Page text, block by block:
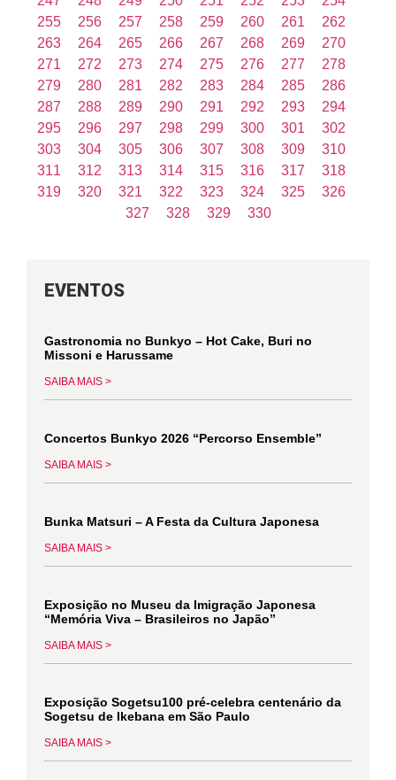
255
256 257 258 259 260 261
262
263
264 265 266 267 268 269
270
271
272 273 274 275 276 277
278
279
280 281 282 283 284 285
286
287
288 289 290 291 292 293
294
295
296 297 298 299 300 301
302
303
304 305 306 307 308 309
310
311
312 313 314 315 316 317
318
319
320 321 322 323 324 325
326
327
328 329 330
EVENTOS
Gastronomia no Bunkyo – Hot Cake, Buri no
Missoni e Harussame
SAIBA MAIS >
Concertos Bunkyo 2026 “Percorso Ensemble”
SAIBA MAIS >
Bunka Matsuri – A Festa da Cultura Japonesa
SAIBA MAIS >
Exposição no Museu da Imigração Japonesa
“Memória Viva – Brasileiros no Japão”
SAIBA MAIS >
Exposição Sogetsu100 pré-celebra centenário da
Sogetsu de Ikebana em São Paulo
SAIBA MAIS >